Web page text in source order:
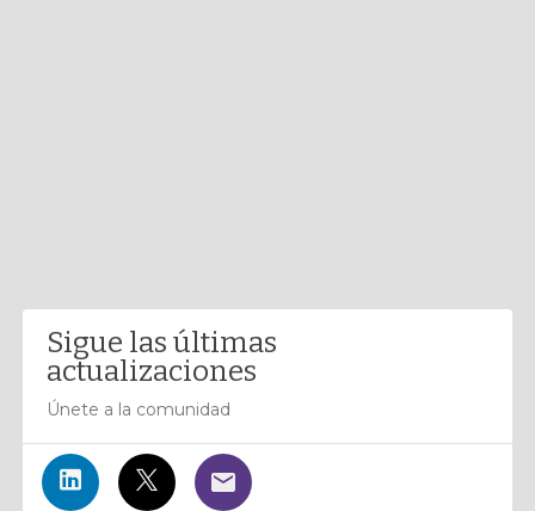
Sigue las últimas
actualizaciones
Únete a la comunidad